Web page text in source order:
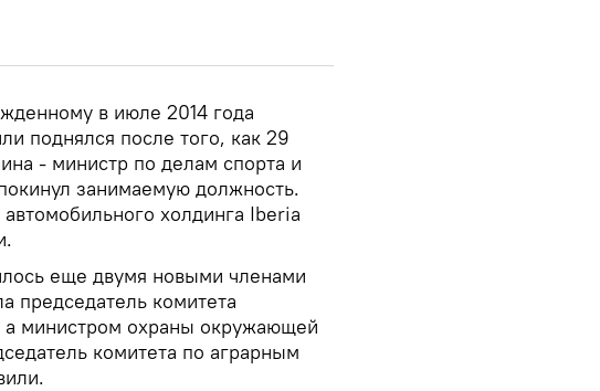
в июле 2014 года
поднялся после того, как 29
- министр по делам спорта и
занимаемую должность.
холдинга Iberia
еще двумя новыми членами
председатель комитета
а министром охраны окружающей
комитета по аграрным